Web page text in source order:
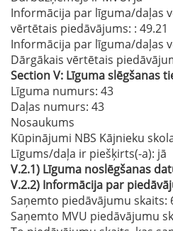
Informācija par līguma/daļas
vērtētais piedāvājums: : 49.21
Informācija par līguma/daļas
Dārgākais vērtētais
SectionV: Līguma slēgšanas
Līguma numurs: 43
Daļas numurs: 43
Nosaukums
Kūpinājumi NBS Kājnieku
Līgums/daļa ir piešķirts(-a): jā
V.2.1) Līguma noslēgšanas
V.2.2) Informācija par
Saņemto piedāvājumu skaits:
Saņemto MVU piedāvājumu